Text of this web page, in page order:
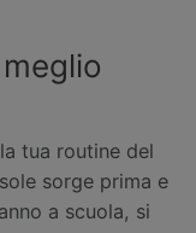
tua routine del
sorge prima e
a scuola, si